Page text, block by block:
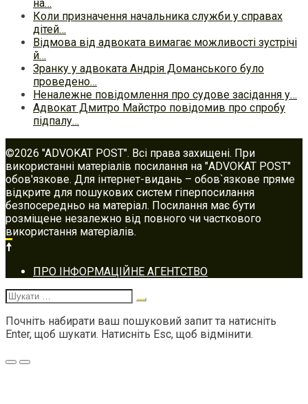
на…
Коли призначення начальника служби у справах
дітей…
Відмова від адвоката вимагає можливості зустрічі
й…
Зранку у адвоката Андрія Доманського було
проведено…
Неналежне повідомлення про судове засідання у…
Адвокат Дмитро Майстро повідомив про спробу
підпалу…
©2026 "ADVOKAT POST". Всі права захищені. При
використанні матеріалів посилання на "ADVOKAT POST"
обов'язкове. Для інтернет-видань – обов`язкове пряме
відкрите для пошукових систем гіперпосилання
безпосередньо на матеріал. Посилання має бути
розміщене незалежно від повного чи часткового
використання матеріалів.
Footer
navigation
ПРО ІНФОРМАЦІЙНЕ АГЕНТСТВО
Шукати:
Почніть набирати ваш пошуковий запит та натисніть
Enter, щоб шукати. Натисніть Esc, щоб відмінити.
Меню